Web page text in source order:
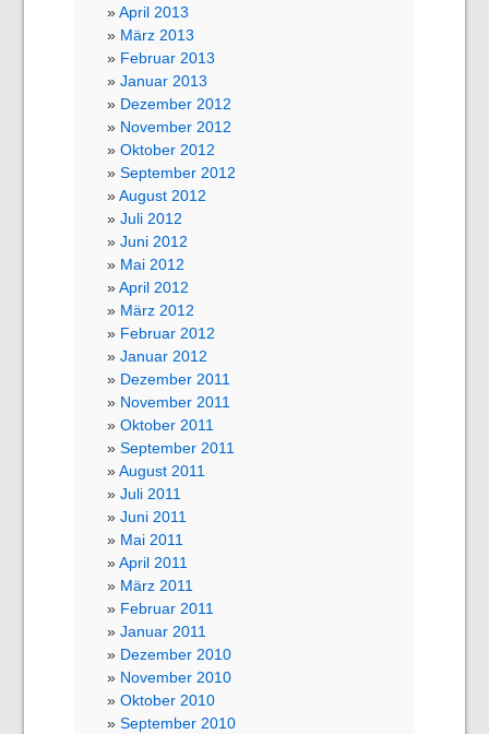
April 2013
März 2013
Februar 2013
Januar 2013
Dezember 2012
November 2012
Oktober 2012
September 2012
August 2012
Juli 2012
Juni 2012
Mai 2012
April 2012
März 2012
Februar 2012
Januar 2012
Dezember 2011
November 2011
Oktober 2011
September 2011
August 2011
Juli 2011
Juni 2011
Mai 2011
April 2011
März 2011
Februar 2011
Januar 2011
Dezember 2010
November 2010
Oktober 2010
September 2010